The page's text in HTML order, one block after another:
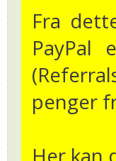
Fra
PayPal
penger
Her kan